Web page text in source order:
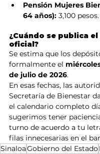
Pensión Mujeres
64 años): 3,100 pesos.
¿Cuándo se publica
oficial?
Se estima que los
formalmente el
de julio de 2026.
En esas fechas, las
Secretaría de Bienestar
el calendario completo
sugerimos tener
turno de acuerdo a tu
filas innecesarias en el
SinaloaGobierno del Estado